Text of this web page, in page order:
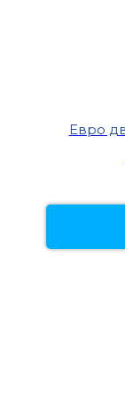
Евро